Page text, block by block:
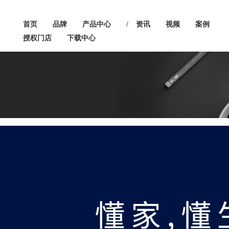
首页 品牌 产品中心 / 资讯 视频
案例
授权门店
下载中心